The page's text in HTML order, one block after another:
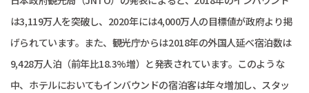
は3,119万人を突破し、2020年には4,000万人の目標値が政府より掲
げられています。また、観光庁からは2018年の外国人延べ宿泊数は
9,428万人泊（前年比18.3%増）と発表されています。このような
中、ホテルにおいてもインバウンドの宿泊客は年々増加し、スタッ